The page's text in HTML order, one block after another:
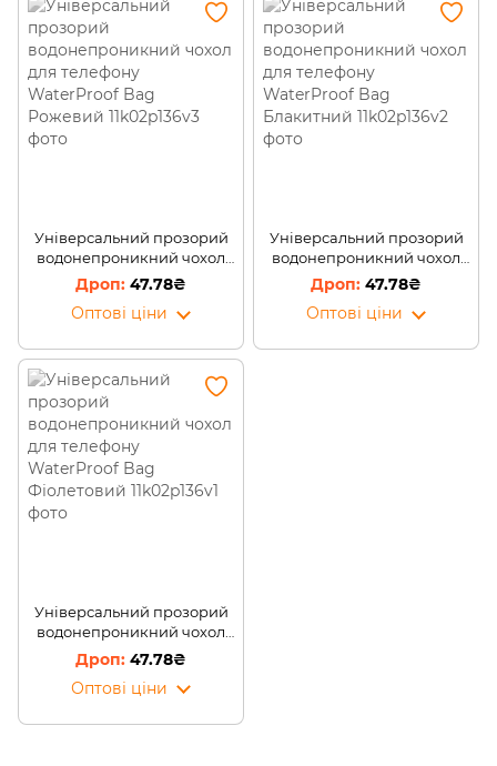
Універсальний прозорий
водонепроникний чохол
для телефону WaterProof
Bag Рожевий
47.78₴
Оптові ціни
Універсальний прозорий
водонепроникний чохол
для телефону WaterProof
Bag Блакитний
47.78₴
Оптові ціни
Універсальний прозорий
водонепроникний чохол
для телефону WaterProof
Bag Фіолетовий
47.78₴
Оптові ціни